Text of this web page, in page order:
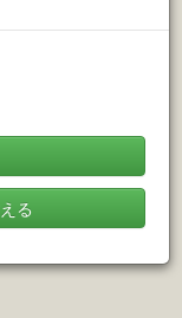
る